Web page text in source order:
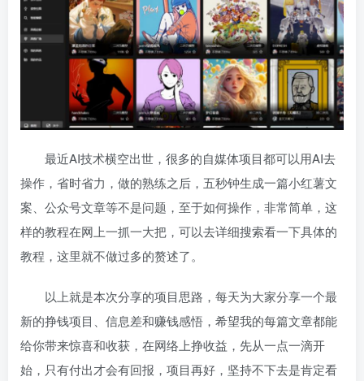
最近AI技术横空出世，很多的自媒体项目都可以用AI去
操作，省时省力，做的熟练之后，五秒钟生成一篇小红薯文
案、公众号文章等不是问题，至于如何操作，非常简单，这
样的教程在网上一抓一大把，可以去详细搜索看一下具体的
教程，这里就不做过多的赘述了。
以上就是本次分享的项目思路，每天为大家分享一个最
新的挣钱项目、信息差和赚钱感悟，希望我的每篇文章都能
给你带来惊喜和收获，在网络上挣收益，先从一点一滴开
始，只有付出才会有回报，项目再好，坚持不下去是肯定看